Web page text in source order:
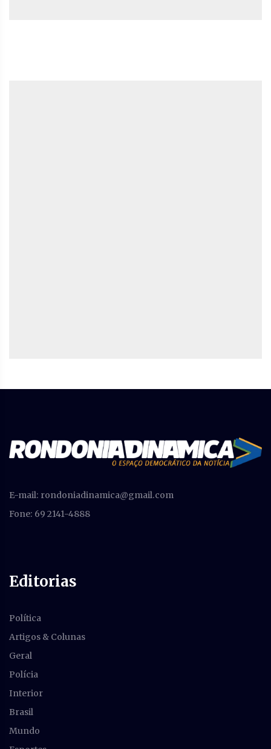
E-mail: rondoniadinamica@gmail.com
Fone: 69 2141-4888
Editorias
Política
Artigos & Colunas
Geral
Polícia
Interior
Brasil
Mundo